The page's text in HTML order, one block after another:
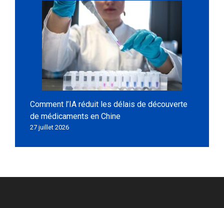
Comment l’IA réduit les délais de découverte
de médicaments en Chine
27 juillet 2026